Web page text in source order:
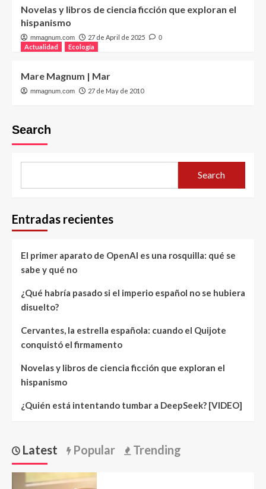
Novelas y libros de ciencia ficción que exploran el
hispanismo
mmagnum.com 27 de April de 2025 0
Actualidad Ecología
Mare Magnum | Mar
mmagnum.com 27 de May de 2010
Search
Search
Entradas recientes
El primer aparato de OpenAI es una rosquilla: qué se
sabe y qué no
¿Qué habría pasado si el imperio español no se hubiera
disuelto?
Cervantes, la estrella española: cuando el Quijote
conquistó el firmamento
Novelas y libros de ciencia ficción que exploran el
hispanismo
¿Quién está intentando tumbar a DeepSeek? [VIDEO]
Latest Popular Trending